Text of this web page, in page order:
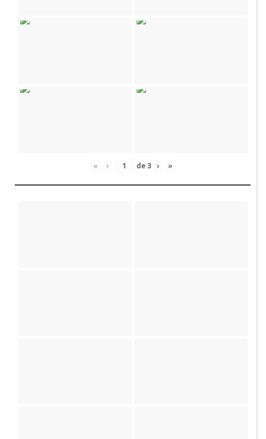
« ‹ de3 › »